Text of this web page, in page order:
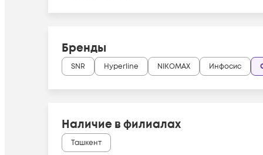
Бренды
SNR Hyperline NIKOMAX Инфосис
Наличие в филиалах
Ташкент